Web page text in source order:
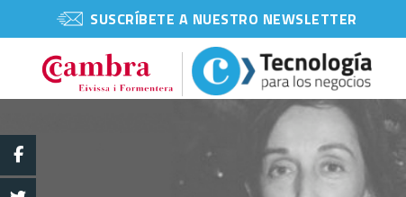
SUSCRÍBETE A NUESTRO NEWSLETTER